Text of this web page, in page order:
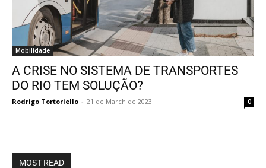
Mobilidade
A CRISE NO SISTEMA DE TRANSPORTES
DO RIO TEM SOLUÇÃO?
Rodrigo Tortoriello - 21 de March de 2023 0
MOST READ